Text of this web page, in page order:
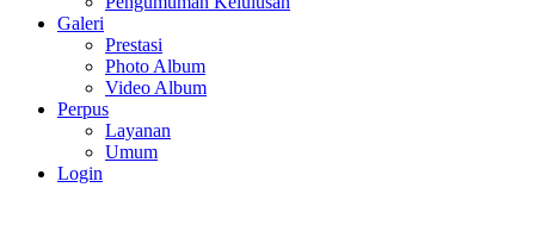
Galeri
Prestasi
Photo Album
Video Album
Perpus
Layanan
Umum
Login